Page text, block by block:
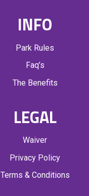
INFO
Park Rules
Faq’s
The Benefits
LEGAL
Waiver
Privacy Policy
Terms & Conditions